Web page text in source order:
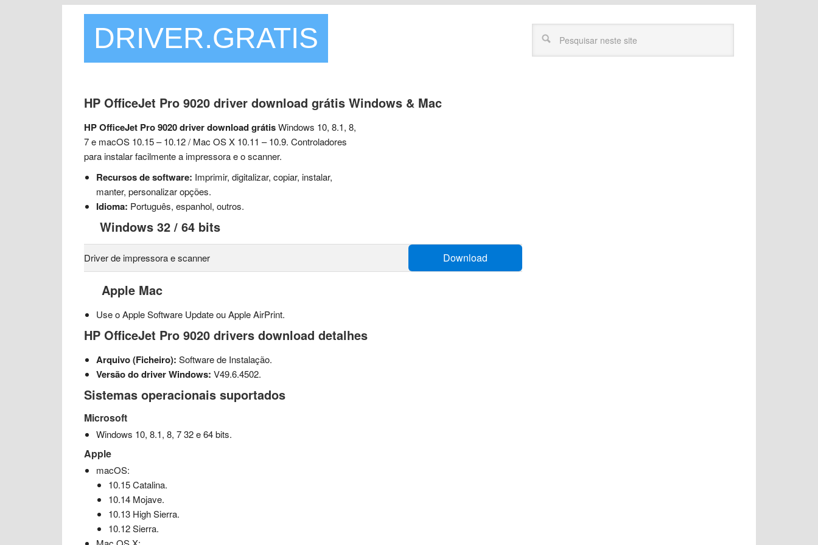
DRIVER.GRATIS
HP OfficeJet Pro 9020 driver download grátis Windows & Mac
HP OfficeJet Pro 9020 driver download grátisWindows 10, 8.1, 8,
7 e macOS 10.15 – 10.12 / Mac OS X 10.11 – 10.9. Controladores
para instalar facilmente a impressora e o scanner.
Recursos de software: Imprimir, digitalizar, copiar, instalar,
manter, personalizar opções.
Idioma: Português, espanhol, outros.
Windows 32 / 64 bits
Driver de impressora e scanner Download
Apple Mac
Use o Apple Software Update ou Apple AirPrint.
HP OfficeJet Pro 9020 drivers download detalhes
Arquivo (Ficheiro): Software de Instalação.
Versão do driver Windows: V49.6.4502.
Sistemas operacionais suportados
Microsoft
Windows 10, 8.1, 8, 7 32 e 64 bits.
Apple
macOS:
10.15 Catalina.
10.14 Mojave.
10.13 High Sierra.
10.12 Sierra.